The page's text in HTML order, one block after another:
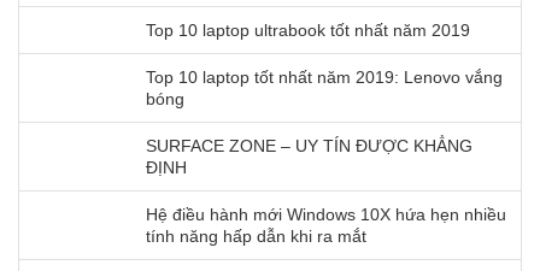
Top 10 laptop ultrabook tốt nhất năm 2019
Top 10 laptop tốt nhất năm 2019: Lenovo vắng
bóng
SURFACE ZONE – UY TÍN ĐƯỢC KHẲNG
ĐỊNH
Hệ điều hành mới Windows 10X hứa hẹn nhiều
tính năng hấp dẫn khi ra mắt